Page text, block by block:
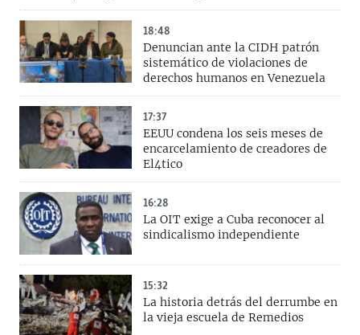
18:48
Denuncian ante la CIDH patrón
sistemático de violaciones de
derechos humanos en Venezuela
17:37
EEUU condena los seis meses de
encarcelamiento de creadores de
El4tico
16:28
La OIT exige a Cuba reconocer al
sindicalismo independiente
15:32
La historia detrás del derrumbe en
la vieja escuela de Remedios